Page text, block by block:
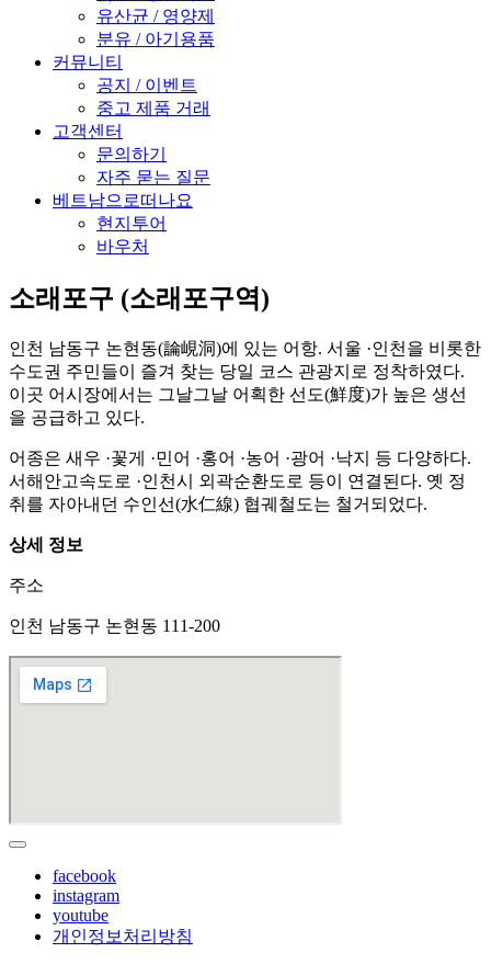
유산균 / 영양제
분유 / 아기용품
커뮤니티
공지 / 이벤트
중고 제품 거래
고객센터
문의하기
자주 묻는 질문
베트남으로떠나요
현지투어
바우처
소래포구 (소래포구역)
인천 남동구 논현동(論峴洞)에 있는 어항. 서울 ·인천을 비롯한
수도권 주민들이 즐겨 찾는 당일 코스 관광지로 정착하였다.
이곳 어시장에서는 그날그날 어획한 선도(鮮度)가 높은 생선
을 공급하고 있다.
어종은 새우 ·꽃게 ·민어 ·홍어 ·농어 ·광어 ·낙지 등 다양하다.
서해안고속도로 ·인천시 외곽순환도로 등이 연결된다. 옛 정
취를 자아내던 수인선(水仁線) 협궤철도는 철거되었다.
상세 정보
주소
인천 남동구 논현동 111-200
facebook
instagram
youtube
개인정보처리방침